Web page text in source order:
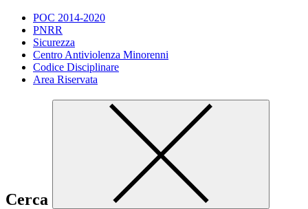
POC 2014-2020
PNRR
Sicurezza
Centro Antiviolenza Minorenni
Codice Disciplinare
Area Riservata
Cerca